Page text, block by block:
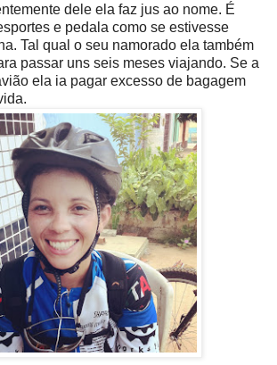
dele ela faz jus ao nome. É
e pedala como se estivesse
Tal qual o seu namorado ela também
passar uns seis meses viajando. Se a
ela ia pagar excesso de bagagem